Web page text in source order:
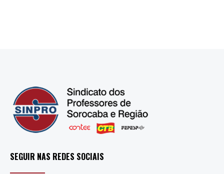
SEGUIR NAS REDES SOCIAIS